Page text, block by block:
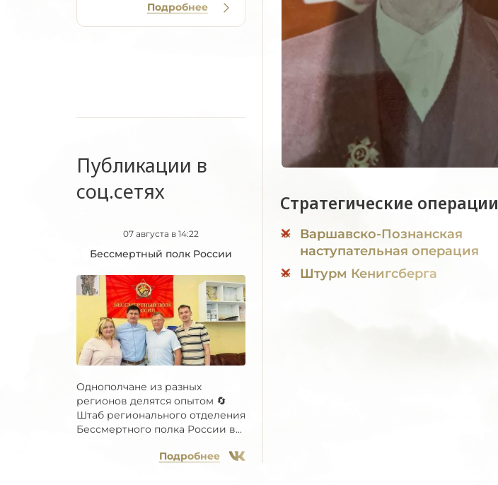
Подробнее
Публикации в
соц.сетях
07 августа в 14:22
Бессмертный полк России
Однополчане из разных
регионов делятся опытом 🔄
Штаб регионального отделения
Бессмертного полка России в...
Подробнее
Стратегические операции
Варшавско-Познанская
наступательная операция
Штурм Кенигсберга